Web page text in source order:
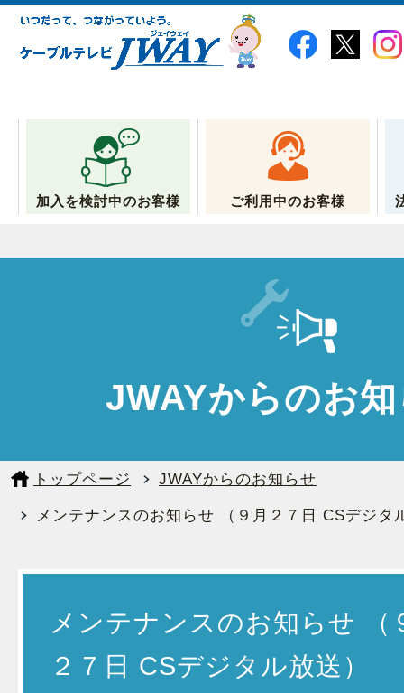
加入を検討中のお客様 ご利用中のお客様
JWAYからのお
トップページ
JWAYからのお知らせ
メンテナンスのお知らせ （９月２７日 CSデジタ
メンテナンスのお知らせ （
２７日 CSデジタル放送）